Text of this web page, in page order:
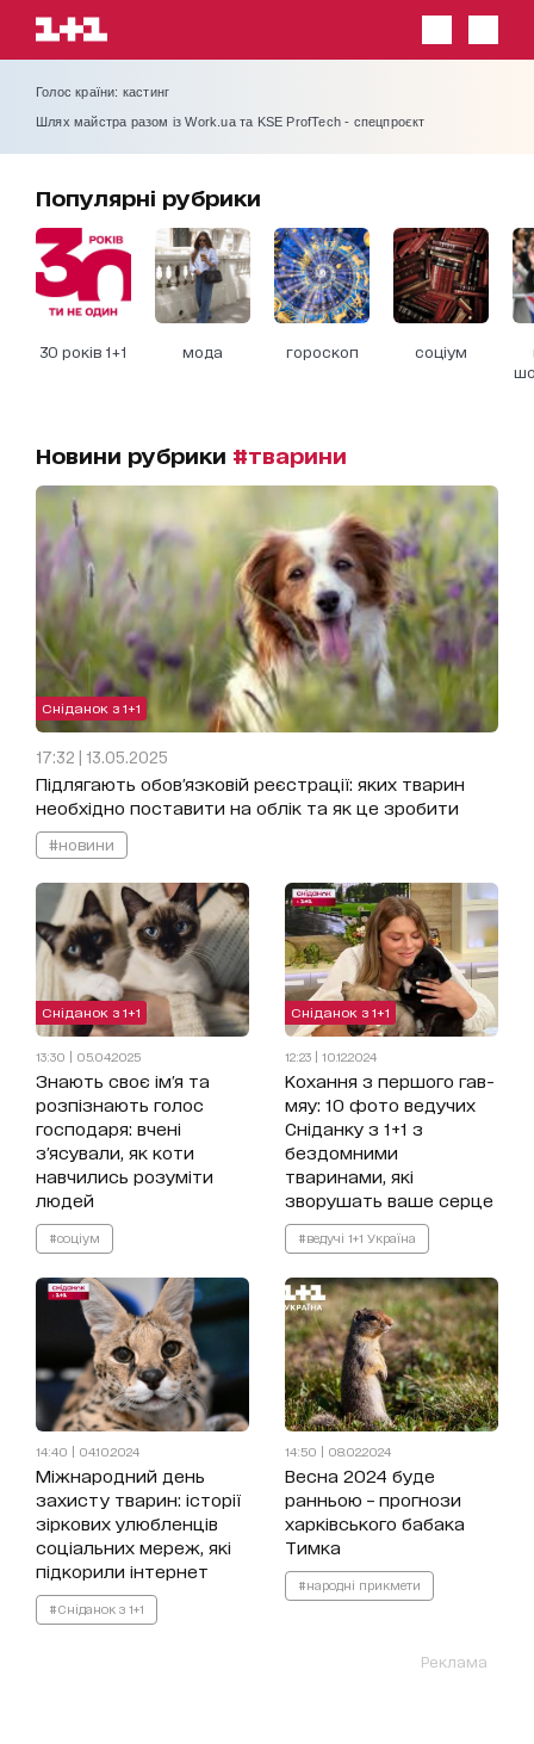
Голос країни: кастинг
Шлях майстра разом із Work.ua та KSE ProfTech - спецпроєкт
Популярні рубрики
30 років 1+1 мода гороскоп соціум
Новини рубрики #тварини
Сніданок з 1+1
17:32 | 13.05.2025
Підлягають обов'язковій реєстрації: яких тварин
необхідно поставити на облік та як це зробити
#новини
Сніданок з 1+1
13:30 | 05.04.2025
Знають своє ім'я та
розпізнають голос
господаря: вчені
з'ясували, як коти
навчились розуміти
людей
#соціум
Сніданок з 1+1
12:23 | 10.12.2024
Кохання з першого гав-
мяу: 10 фото ведучих
Сніданку з 1+1 з
бездомними
тваринами, які
зворушать ваше серце
#ведучі 1+1 Україна
14:40 | 04.10.2024
Міжнародний день
захисту тварин: історії
зіркових улюбленців
соціальних мереж, які
підкорили інтернет
#Сніданок з 1+1
14:50 | 08.02.2024
Весна 2024 буде
ранньою – прогнози
харківського бабака
Тимка
#народні прикмети
Реклама